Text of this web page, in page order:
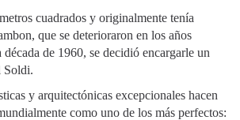
cuadrados y originalmente tenía
que se deterioraron en los años
de 1960, se decidió encargarle un
Soldi.
y arquitectónicas excepcionales hacen
como uno de los más perfectos: